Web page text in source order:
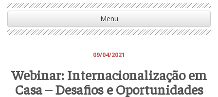
Menu
09/04/2021
Webinar: Internacionalização em
Casa – Desafios e Oportunidades